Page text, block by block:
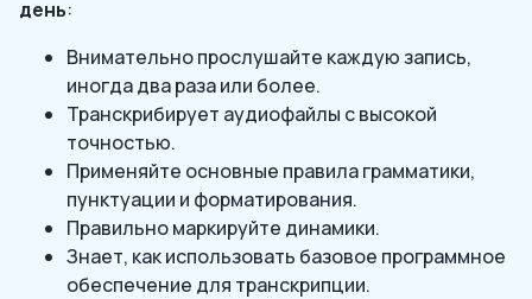
день:
Внимательно прослушайте каждую запись,
иногда два раза или более.
Транскрибирует аудиофайлы с высокой
точностью.
Применяйте основные правила грамматики,
пунктуации и форматирования.
Правильно маркируйте динамики.
Знает, как использовать базовое программное
обеспечение для транскрипции.